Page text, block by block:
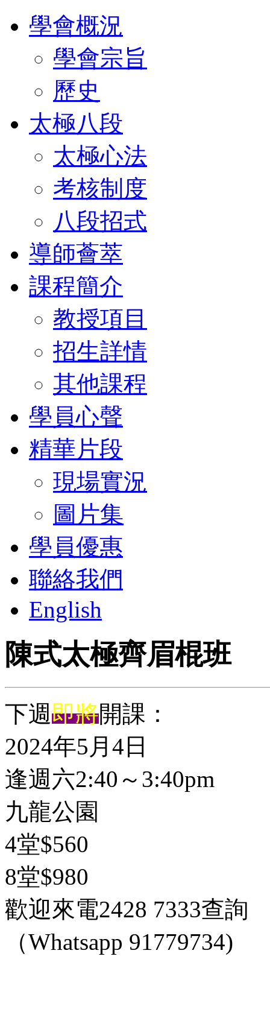
學會概況
學會宗旨
歷史
太極八段
太極心法
考核制度
八段招式
導師薈萃
課程簡介
教授項目
招生詳情
其他課程
學員心聲
精華片段
現場實況
圖片集
學員優惠
聯絡我們
English
陳式太極齊眉棍班
下週即將開課：
2024年5月4日
逢週六2:40～3:40pm
九龍公園
4堂$560
8堂$980
歡迎來電2428 7333查詢
（Whatsapp 91779734)